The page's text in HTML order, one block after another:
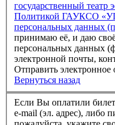
государственный театр
Политикой ГАУКСО
персональных данных
принимаю её, и даю
персональных данных
электронной почты,
Отправить электронное
Вернуться назад
Если Вы оплатили
e-mail (эл. адрес), либо